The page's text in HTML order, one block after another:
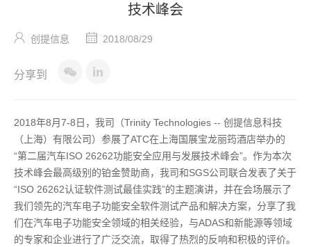
技术峰会
创提信息 2018/08/29
分享到
2018年8月7-8日，我司（Trinity Technologies -- 创提信息科技
（上海）有限公司）参展了ATC在上海国展宝龙丽筠酒店举办的
“第二届汽车ISO 26262功能安全应用与发展技术峰会”。作为本次
技术峰会最高级别的铂金赞助商，我司和SGS公司联合发表了关于
“ISO 26262认证软件测试最佳实践”的主题演讲，并在会场展示了
我们领先的汽车电子功能安全软件测试产品和解决方案，分享了我
们在汽车电子功能安全领域的相关经验，与ADAS和新能源等领域
的专家和企业进行了广泛交流，取得了热烈的反响和积极的评价。